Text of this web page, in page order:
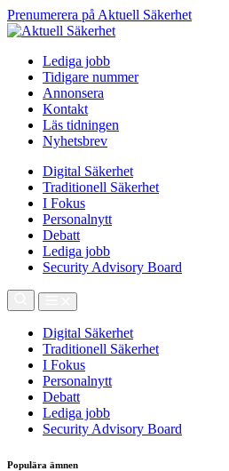
Prenumerera på Aktuell Säkerhet
Lediga jobb
Tidigare nummer
Annonsera
Kontakt
Läs tidningen
Nyhetsbrev
Digital Säkerhet
Traditionell Säkerhet
I Fokus
Personalnytt
Debatt
Lediga jobb
Security Advisory Board
Digital Säkerhet
Traditionell Säkerhet
I Fokus
Personalnytt
Debatt
Lediga jobb
Security Advisory Board
Populära ämnen